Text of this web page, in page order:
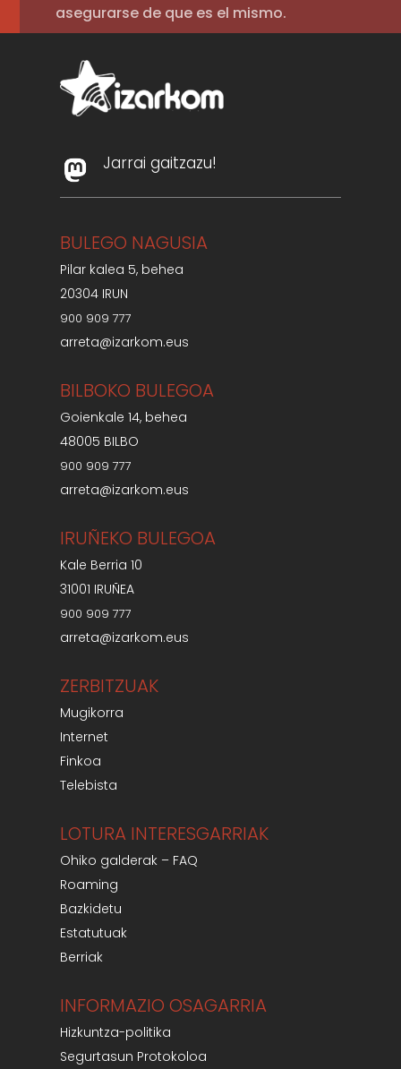
asegurarse de que es el mismo.
Jarrai gaitzazu!
BULEGO NAGUSIA
Pilar kalea 5, behea
20304 IRUN
900 909 777
arreta@izarkom.eus
BILBOKO BULEGOA
Goienkale 14, behea
48005 BILBO
900 909 777
arreta@izarkom.eus
IRUÑEKO BULEGOA
Kale Berria 10
31001 IRUÑEA
900 909 777
arreta@izarkom.eus
ZERBITZUAK
Mugikorra
Internet
Finkoa
Telebista
LOTURA INTERESGARRIAK
Ohiko galderak – FAQ
Roaming
Bazkidetu
Estatutuak
Berriak
INFORMAZIO OSAGARRIA
Hizkuntza-politika
Segurtasun Protokoloa